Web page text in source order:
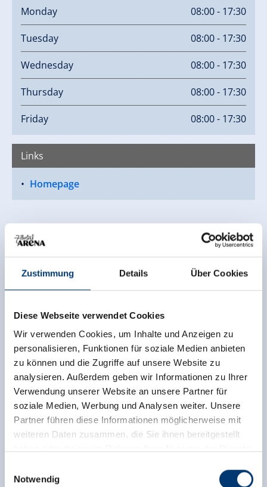
Zustimmung Details Über Cookies
Diese Webseite verwendet Cookies
Wir verwenden Cookies, um Inhalte und Anzeigen zu
personalisieren, Funktionen für soziale Medien anbieten
zu können und die Zugriffe auf unsere Website zu
analysieren. Außerdem geben wir Informationen zu Ihrer
Verwendung unserer Website an unsere Partner für
soziale Medien, Werbung und Analysen weiter. Unsere
Partner führen diese Informationen möglicherweise mit
weiteren Daten zusammen, die Sie ihnen bereitgestellt
Notwendig
Monday 08:00 - 17:30
Tuesday 08:00 - 17:30
Wednesday 08:00 - 17:30
Thursday 08:00 - 17:30
Friday 08:00 - 17:30
Links
Homepage